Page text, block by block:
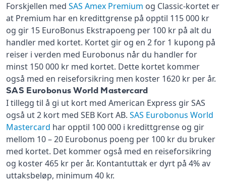
Forskjellen med SAS Amex Premium og Classic-kortet er
at Premium har en kredittgrense på opptil 115 000 kr
og gir 15 EuroBonus Ekstrapoeng per 100 kr på alt du
handler med kortet. Kortet gir og en 2 for 1 kupong på
reiser i verden med Eurobonus når du handler for
minst 150 000 kr med kortet. Dette kortet kommer
også med en reiseforsikring men koster 1620 kr per år.
SAS Eurobonus World Mastercard
I tillegg til å gi ut kort med American Express gir SAS
også ut 2 kort med SEB Kort AB. SAS Eurobonus World
Mastercard har opptil 100 000 i kredittgrense og gir
mellom 10 – 20 Eurobonus poeng per 100 kr du bruker
med kortet. Det kommer også med en reiseforsikring
og koster 465 kr per år. Kontantuttak er dyrt på 4% av
uttaksbeløp, minimum 40 kr.